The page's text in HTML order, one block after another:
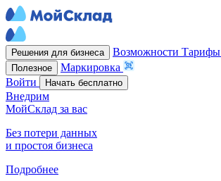
Решения для бизнеса Возможности Тарифы
Полезное
Маркировка
Войти
Начать бесплатно
Внедрим
МойСклад за вас
Без потери данных
и простоя бизнеса
Подробнее